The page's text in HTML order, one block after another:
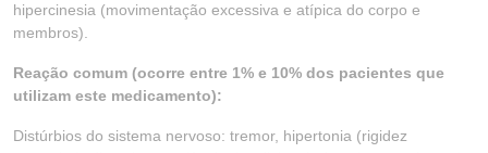
hipercinesia (movimentação excessiva e atípica do corpo e
membros).
Reação comum (ocorre entre 1% e 10% dos pacientes que
utilizam este medicamento):
Distúrbios do sistema nervoso: tremor, hipertonia (rigidez